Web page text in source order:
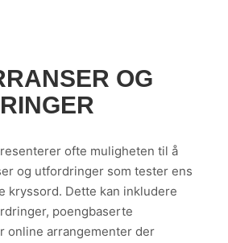
OG
ofte muligheten til å
og utfordringer som tester ens
kryssord. Dette kan inkludere
poengbaserte
online arrangementer der